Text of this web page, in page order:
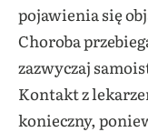
pojawienia się
Choroba
zazwyczaj
Kontakt z
konieczny,